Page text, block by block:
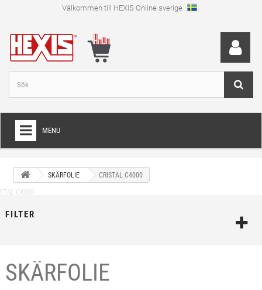
Välkommen till HEXIS Online sverige
MENU
WRAPFOLIE
+
TEXTIL
SKÄRFOLIE CRISTAL C4000
FILTER
SKÄRFOLIE